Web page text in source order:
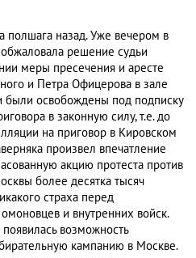
полшага назад. Уже вечером в
решение судьи
меры пресечения и аресте
и Петра Офицерова в зале
были освобождены под подписку
в законную силу, т.е. до
на приговор в Кировском
произвел впечатление
акцию протеста против
более десятка тысяч
страха перед
и внутренних войск.
возможность
кампанию в Москве.